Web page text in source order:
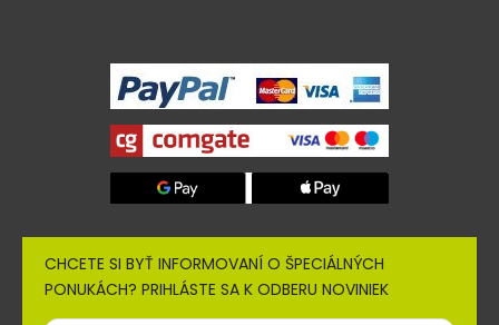
CHCETE SI BYŤ INFORMOVANÍ O ŠPECIÁLNÝCH
PONUKÁCH? PRIHLÁSTE SA K ODBERU NOVINIEK